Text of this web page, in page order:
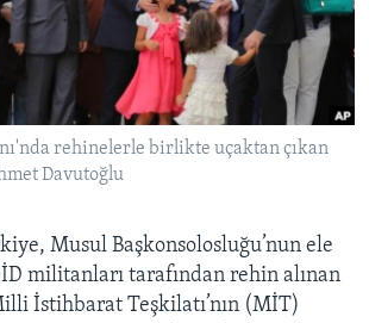
rehinelerle birlikte uçaktan çıkan
Davutoğlu
Musul Başkonsolosluğu’nun ele
militanları tarafından rehin alınan
İstihbarat Teşkilatı’nın (MİT)